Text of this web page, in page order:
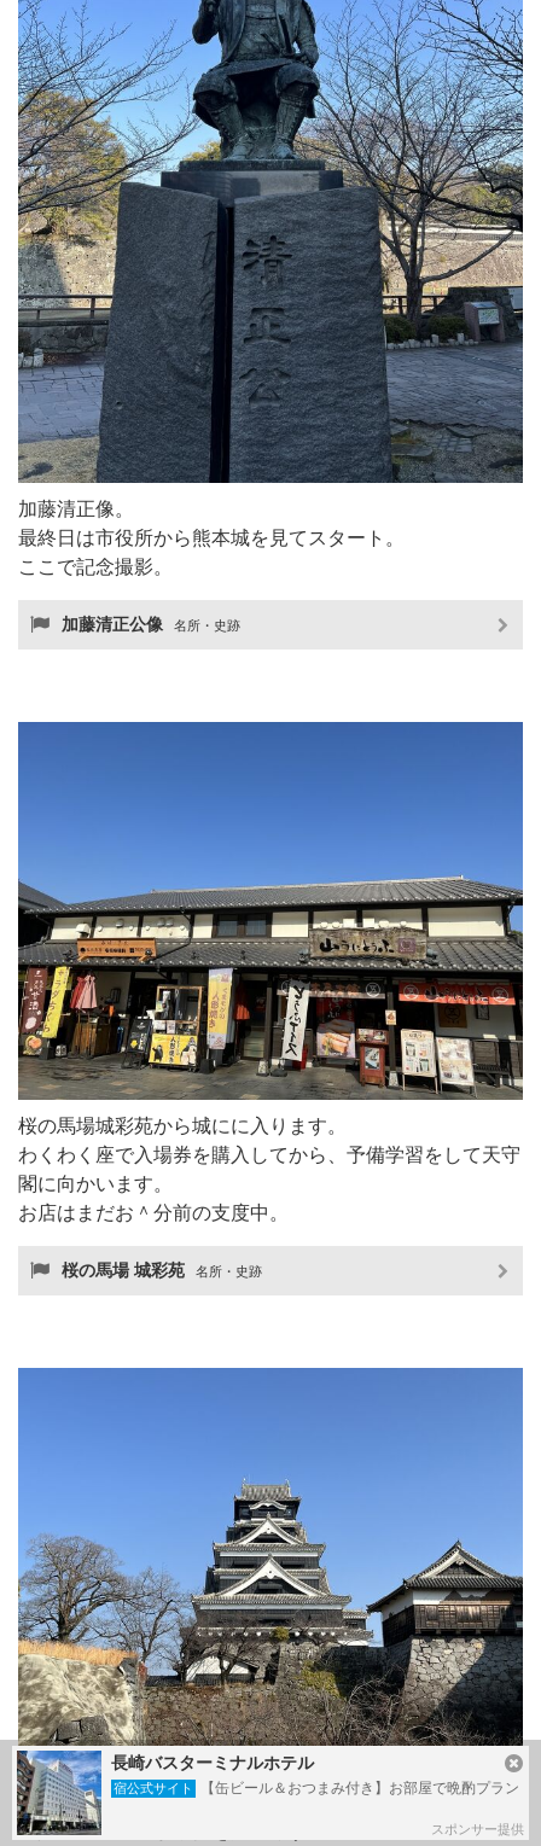
加藤清正像。
最終日は市役所から熊本城を見てスタート。
ここで記念撮影。
加藤清正公像 名所・史跡
桜の馬場城彩苑から城にに入ります。
わくわく座で入場券を購入してから、予備学習をして天守
閣に向かいます。
お店はまだお＾分前の支度中。
桜の馬場 城彩苑 名所・史跡
熊本城本丸。
１階から清正時代、細川時代、近現代と上に上がってき、
６階展望フロアから街を見下ろす。
長崎バスターミナルホテル
宿公式サイト 【缶ビール＆おつまみ付き】お部屋で晩酌プラン
スポンサー提供